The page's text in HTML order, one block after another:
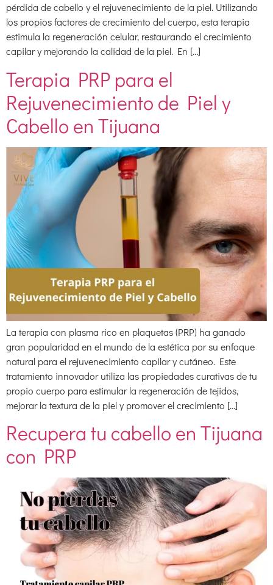
pérdida de cabello y el rejuvenecimiento de la piel. Utilizando
los propios factores de crecimiento del cuerpo, esta terapia
estimula la regeneración celular, restaurando el crecimiento
capilar y mejorando la calidad de la piel. En […]
Terapia PRP para el
Rejuvenecimiento de Piel y
Cabello en Tijuana
La terapia con plasma rico en plaquetas (PRP) ha ganado
gran popularidad en el mundo de la estética por su enfoque
natural para el rejuvenecimiento capilar y cutáneo. Este
tratamiento innovador utiliza las propiedades curativas de tu
propio cuerpo para estimular la regeneración de tejidos,
mejorar la textura de la piel y promover el crecimiento […]
Recupera tu cabello en Tijuana
con PRP